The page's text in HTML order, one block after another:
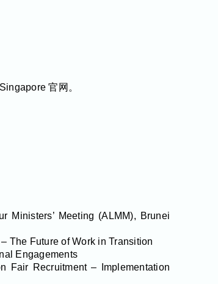
官网。
Ministers’ Meeting (ALMM), Brunei
The Future of Work in Transition
Engagements
Fair Recruitment – Implementation